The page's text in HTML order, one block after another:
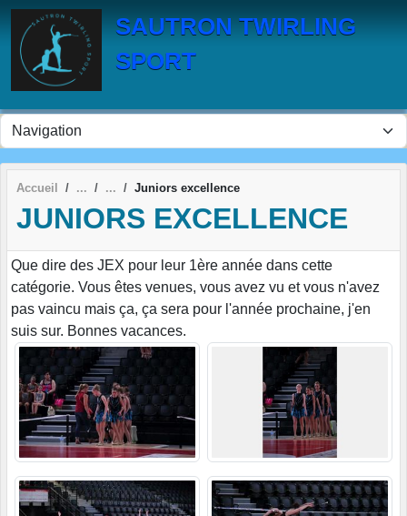
SAUTRON TWIRLING
SPORT
Accueil Juniors excellence
JUNIORS EXCELLENCE
Que dire des JEX pour leur 1ère année dans cette
catégorie. Vous êtes venues, vous avez vu et vous n'avez
pas vaincu mais ça, ça sera pour l'année prochaine, j'en
suis sur. Bonnes vacances.
Panneau de gestion des cookies